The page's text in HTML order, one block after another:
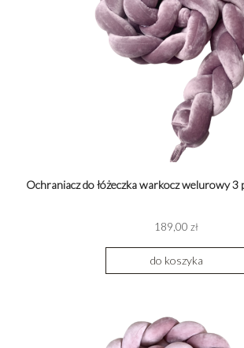
Ochraniacz do łóżeczka warkocz welurowy 3
189,00 zł
do koszyka